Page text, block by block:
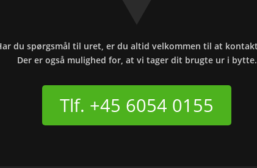
du spørgsmål til uret, er du altid velkommen til at
Der er også mulighed for, at vi tager dit brugte ur i bytte.
Tlf. +45 6054 0155